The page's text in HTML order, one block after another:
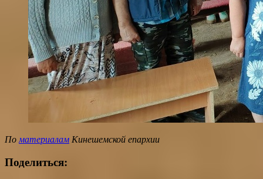
По материалам Кинешемской епархии
Поделиться: